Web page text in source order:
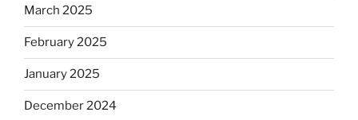
March 2025
February 2025
January 2025
December 2024